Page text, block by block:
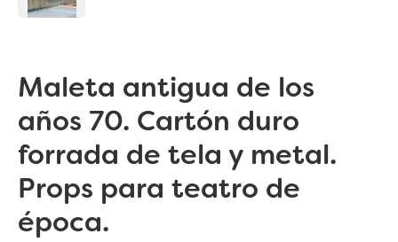
Maleta antigua de los
años 70. Cartón duro
forrada de tela y metal.
Props para teatro de
época.